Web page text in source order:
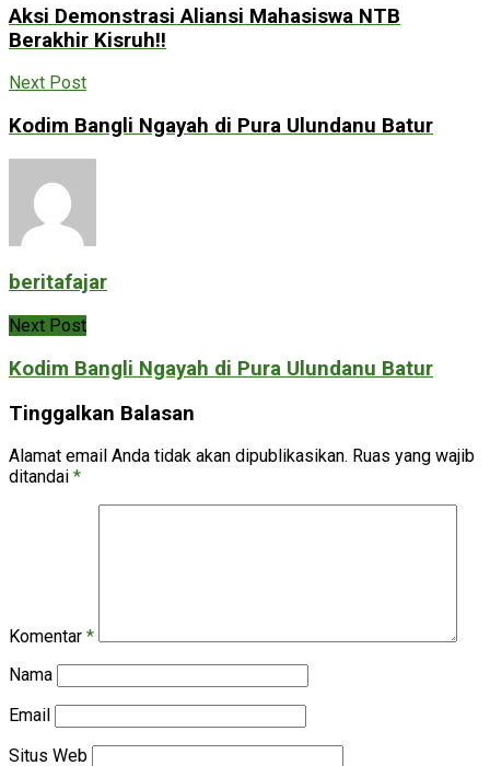
Aksi Demonstrasi Aliansi Mahasiswa NTB
Berakhir Kisruh!!
Next Post
Kodim Bangli Ngayah di Pura Ulundanu Batur
beritafajar
Next Post
Kodim Bangli Ngayah di Pura Ulundanu Batur
Tinggalkan Balasan
Alamat email Anda tidak akan dipublikasikan. Ruas yang wajib
ditandai *
Komentar *
Nama
Email
Situs Web